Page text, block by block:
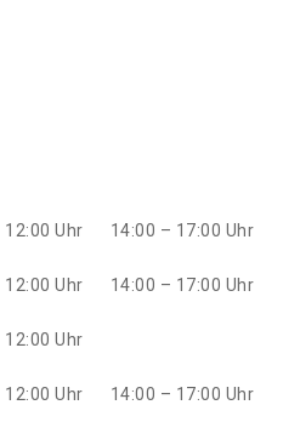
12:00 Uhr 14:00 – 17:00 Uhr
12:00 Uhr 14:00 – 17:00 Uhr
12:00 Uhr
12:00 Uhr 14:00 – 17:00 Uhr